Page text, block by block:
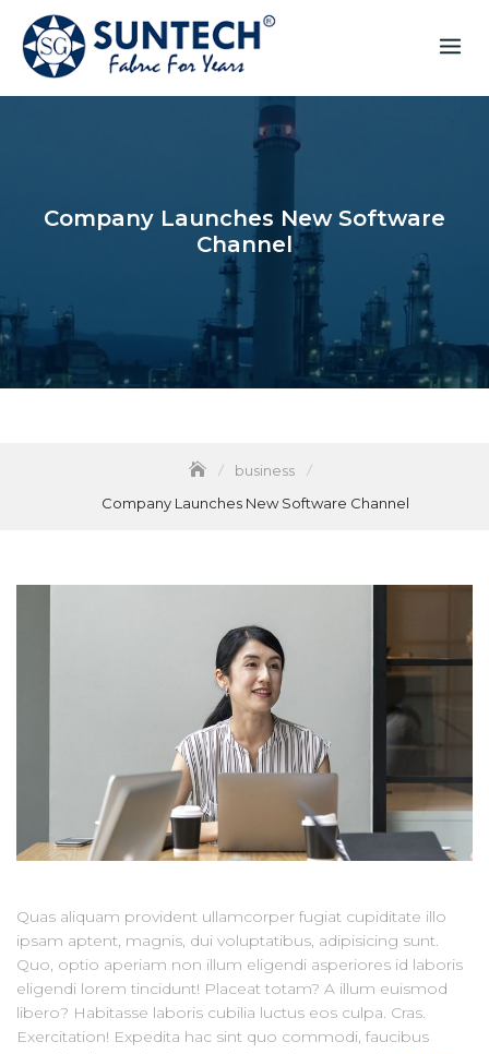
Company Launches New Software
Channel
business
Company Launches New Software Channel
Quas aliquam provident ullamcorper fugiat cupiditate illo
ipsam aptent, magnis, dui voluptatibus, adipisicing sunt.
Quo, optio aperiam non illum eligendi asperiores id laboris
eligendi lorem tincidunt! Placeat totam? A illum euismod
libero? Habitasse laboris cubilia luctus eos culpa. Cras.
Exercitation! Expedita hac sint quo commodi, faucibus